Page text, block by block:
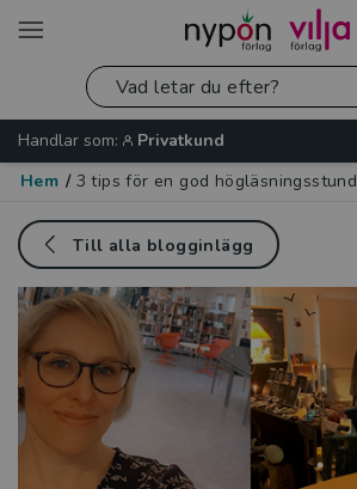
Handlar som:
Privatkund
Hem / 3 tips för en god högläsningsstund
Till alla blogginlägg